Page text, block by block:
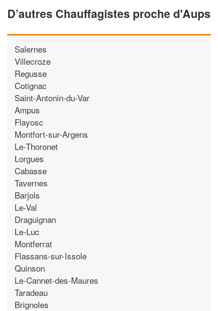
D’autres Chauffagistes proche d'Aups
Salernes
Villecroze
Regusse
Cotignac
Saint-Antonin-du-Var
Ampus
Flayosc
Montfort-sur-Argens
Le-Thoronet
Lorgues
Cabasse
Tavernes
Barjols
Le-Val
Draguignan
Le-Luc
Montferrat
Flassans-sur-Issole
Quinson
Le-Cannet-des-Maures
Taradeau
Brignoles